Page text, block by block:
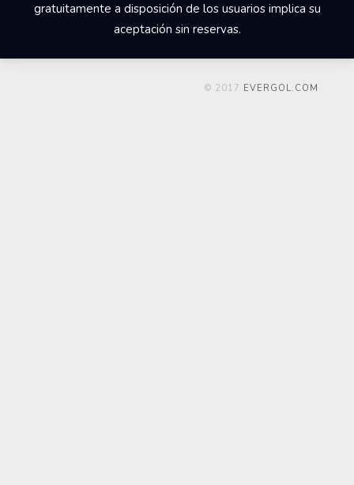
gratuitamente a disposición de los usuarios implica su
aceptación sin reservas.
© 2017 EVERGOL.COM